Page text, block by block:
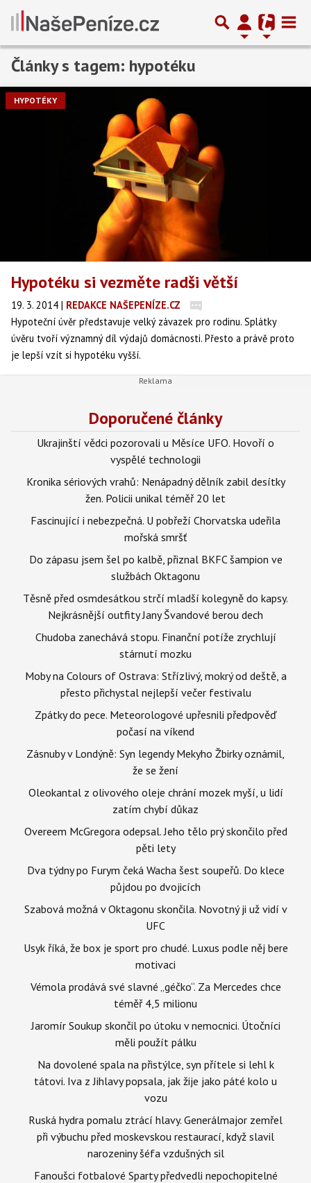
Články s tagem: hypotéku
HYPOTÉKY
Hypotéku si vezměte radši větší
19. 3. 2014 | REDAKCE NAŠEPENÍZE.CZ
Hypoteční úvěr představuje velký závazek pro rodinu. Splátky
úvěru tvoří významný díl výdajů domácnosti. Přesto a právě proto
je lepší vzít si hypotéku vyšší.
Doporučené články
Ukrajinští vědci pozorovali u Měsíce UFO. Hovoří o
vyspělé technologii
Kronika sériových vrahů: Nenápadný dělník zabil desítky
žen. Policii unikal téměř 20 let
Fascinující i nebezpečná. U pobřeží Chorvatska udeřila
mořská smršť
Do zápasu jsem šel po kalbě, přiznal BKFC šampion ve
službách Oktagonu
Těsně před osmdesátkou strčí mladší kolegyně do kapsy.
Nejkrásnější outfity Jany Švandové berou dech
Chudoba zanechává stopu. Finanční potíže zrychlují
stárnutí mozku
Moby na Colours of Ostrava: Střízlivý, mokrý od deště, a
přesto přichystal nejlepší večer festivalu
Zpátky do pece. Meteorologové upřesnili předpověď
počasí na víkend
Zásnuby v Londýně: Syn legendy Mekyho Žbirky oznámil,
že se žení
Oleokantal z olivového oleje chrání mozek myší, u lidí
zatím chybí důkaz
Overeem McGregora odepsal. Jeho tělo prý skončilo před
pěti lety
Dva týdny po Furym čeká Wacha šest soupeřů. Do klece
půjdou po dvojicích
Szabová možná v Oktagonu skončila. Novotný ji už vidí v
UFC
Usyk říká, že box je sport pro chudé. Luxus podle něj bere
motivaci
Vémola prodává své slavné „géčko“. Za Mercedes chce
téměř 4,5 milionu
Jaromír Soukup skončil po útoku v nemocnici. Útočníci
měli použít pálku
Na dovolené spala na přistýlce, syn přítele si lehl k
tátovi. Iva z Jihlavy popsala, jak žije jako páté kolo u
vozu
Ruská hydra pomalu ztrácí hlavy. Generálmajor zemřel
při výbuchu před moskevskou restaurací, když slavil
narozeniny šéfa vzdušných sil
Fanoušci fotbalové Sparty předvedli nepochopitelné